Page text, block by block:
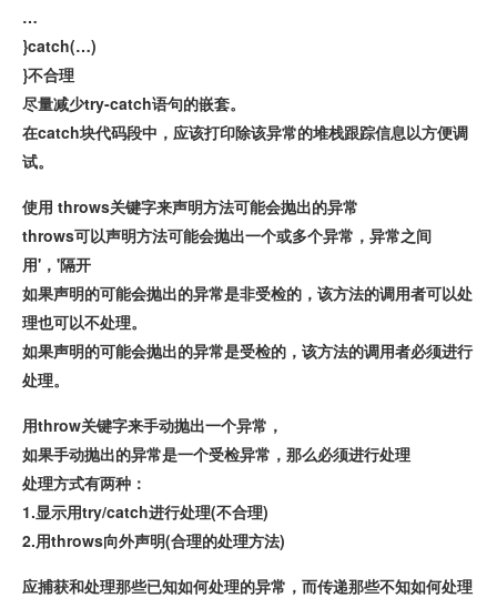
…
}catch(…)
}不合理
尽量减少try-catch语句的嵌套。
在catch块代码段中，应该打印除该异常的堆栈跟踪信息以方便调
试。
使用 throws关键字来声明方法可能会抛出的异常
throws可以声明方法可能会抛出一个或多个异常，异常之间
用'，'隔开
如果声明的可能会抛出的异常是非受检的，该方法的调用者可以处
理也可以不处理。
如果声明的可能会抛出的异常是受检的，该方法的调用者必须进行
处理。
用throw关键字来手动抛出一个异常，
如果手动抛出的异常是一个受检异常，那么必须进行处理
处理方式有两种：
1.显示用try/catch进行处理(不合理)
2.用throws向外声明(合理的处理方法)
应捕获和处理那些已知如何处理的异常，而传递那些不知如何处理